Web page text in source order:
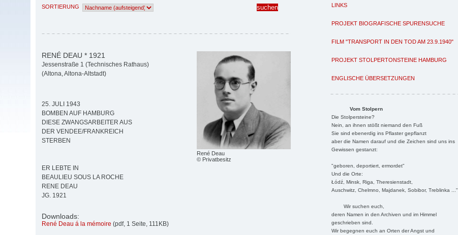
LINKS
PROJEKT BIOGRAFISCHE SPURENSUCHE
FILM "TRANSPORT IN DEN TOD AM 23.9.1940"
PROJEKT STOLPERTONSTEINE HAMBURG
ENGLISCHE ÜBERSETZUNGEN
Vom Stolpern
Die Stolpersteine?
Nein, an ihnen stößt niemand den Fuß
Sie sind ebenerdig ins Pflaster gepflanzt
aber die Namen darauf und die Zeichen sind uns ins
Gewissen gestanzt:
"geboren, deportiert, ermordet"
Und die Orte:
Łódź, Minsk, Riga, Theresienstadt,
Auschwitz, Chelmno, Majdanek, Sobibor, Treblinka ..."
Wir suchen euch,
deren Namen in den Archiven und im Himmel
geschrieben sind.
Wir begegnen euch an Orten der Angst und
SORTIERUNG
René Deau
© Privatbesitz
RENÉ DEAU * 1921
Jessenstraße 1 (Technisches Rathaus)
(Altona, Altona-Altstadt)
25. JULI 1943
BOMBEN AUF HAMBURG
DIESE ZWANGSARBEITER AUS
DER VENDEE/FRANKREICH
STERBEN
ER LEBTE IN
BEAULIEU SOUS LA ROCHE
RENE DEAU
JG. 1921
Downloads:
René Deau á la mémoire (pdf, 1 Seite, 111KB)